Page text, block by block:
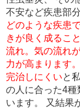
不安など疾患部
どのような疾患
きが良く成るこ
流れ。気の流れ
力が高まります
完治しにくいと
の人に合った4
います。 又結果